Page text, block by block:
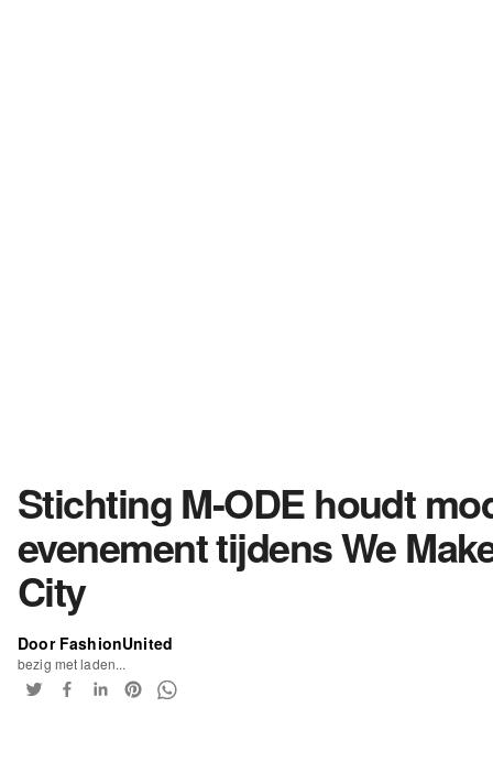
Stichting M-ODE houdt
evenement tijdens We
City
Door FashionUnited
bezig met laden...